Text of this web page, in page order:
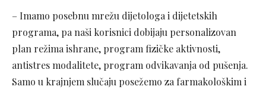
– Imamo posebnu mrežu dijetologa i dijetetskih
programa, pa naši korisnici dobijaju personalizovan
plan režima ishrane, program fizičke aktivnosti,
antistres modalitete, program odvikavanja od pušenja.
Samo u krajnjem slučaju posežemo za farmakološkim i